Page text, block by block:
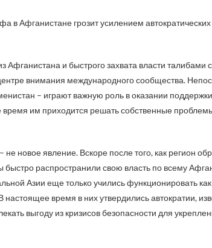
и быстрого захвата власти талибами
внимания международного сообщества.
– играют важную роль в оказании
им приходится решать собственные
новое явление. Вскоре после того, как регион
быстро распространили свою власть по всему
Азии еще только учились функционировать
время в них утвердились автократии,
выгоду из кризисов безопасности для